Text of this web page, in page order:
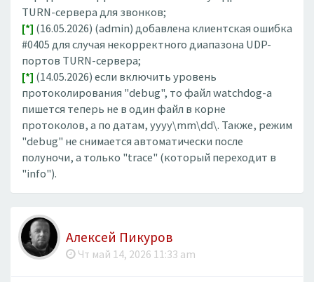
TURN-сервера для звонков;
[*] (16.05.2026) (admin) добавлена клиентская ошибка
#0405 для случая некорректного диапазона UDP-
портов TURN-сервера;
[*] (14.05.2026) если включить уровень
протоколирования "debug", то файл watchdog-а
пишется теперь не в один файл в корне
протоколов, а по датам, yyyy\mm\dd\. Также, режим
"debug" не снимается автоматически после
полуночи, а только "trace" (который переходит в
"info").
Алексей Пикуров
Чт май 14, 2026 11:33 am